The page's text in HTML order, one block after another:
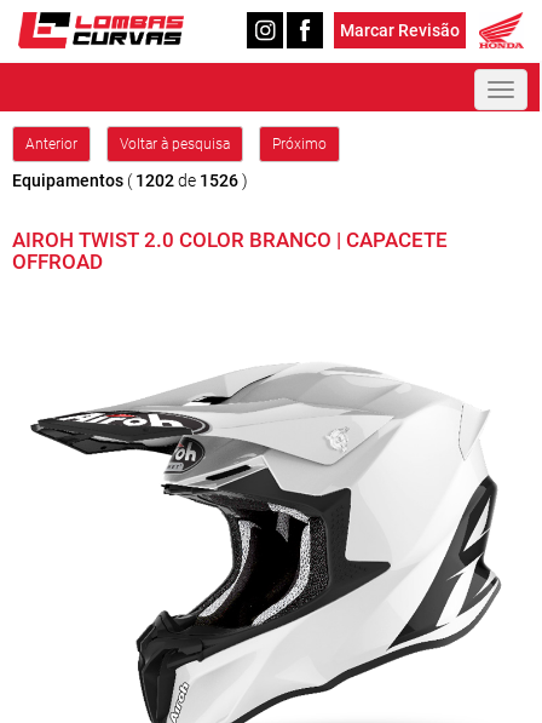
Marcar Revisão
Anterior Voltar à pesquisa Próximo
Equipamentos (1202de 1526)
AIROH TWIST 2.0 COLOR BRANCO | CAPACETE
OFFROAD